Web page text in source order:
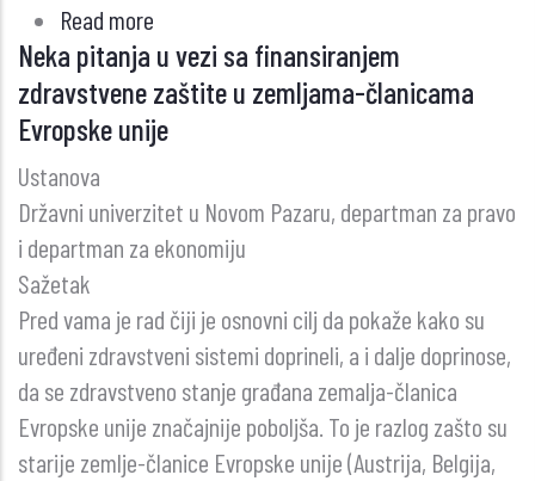
Read more
OSVRT
NA
ZDRAVSTVENE
NEKOLIKO
DRŽAVA
ČLANICA
EVROPSKE
UNIJE
Neka pitanja u vezi sa finansiranjem
zdravstvene zaštite u zemljama-članicama
Evropske unije
Ustanova
Državni univerzitet u Novom Pazaru, departman za pravo
i departman za ekonomiju
Sažetak
Pred vama je rad čiji je osnovni cilj da pokaže kako su
uređeni zdravstveni sistemi doprineli, a i dalje doprinose,
da se zdravstveno stanje građana zemalja-članica
Evropske unije značajnije poboljša. To je razlog zašto su
starije zemlje-članice Evropske unije (Austrija, Belgija,